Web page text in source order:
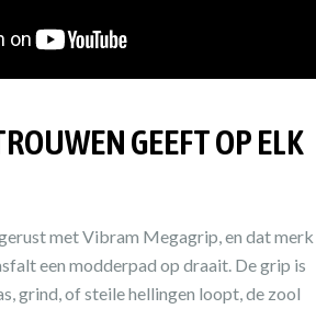
GEEFT OP ELK
met Vibram Megagrip, en dat merk
een modderpad op draait. De grip is
grind, of steile hellingen loopt, de zool